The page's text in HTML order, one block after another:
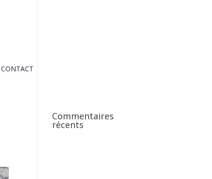
CONTACT
Commentaires
récents